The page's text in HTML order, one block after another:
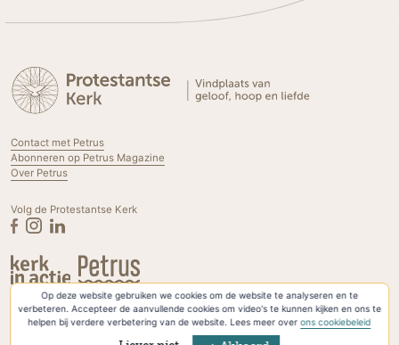
Op deze website gebruiken we cookies om de website te analyseren en te
verbeteren. Accepteer de aanvullende cookies om video's te kunnen kijken en ons te
helpen bij verdere verbetering van de website. Lees meer overons cookiebeleid
Contact met Petrus
Abonneren op Petrus Magazine
Over Petrus
Volg de Protestantse Kerk
Privacyverklaring & Cookies